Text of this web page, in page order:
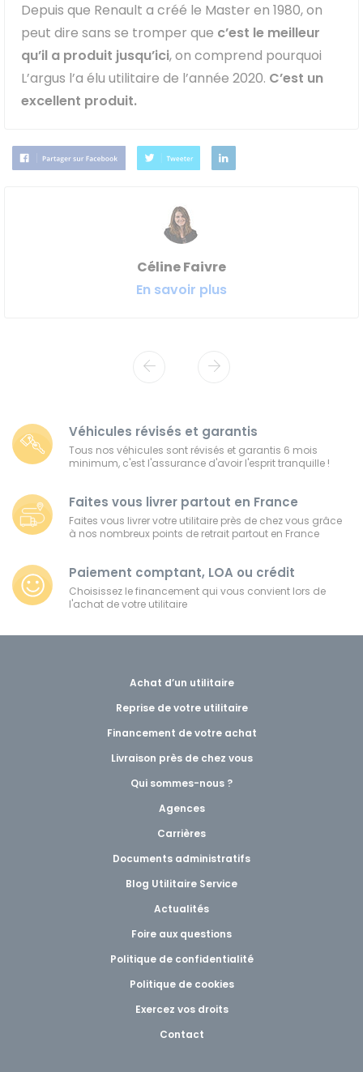
Depuis que Renault a créé le Master en 1980, on
peut dire sans se tromper que c’est le meilleur
qu’il a produit jusqu’ici, on comprend pourquoi
L’argus l’a élu utilitaire de l’année 2020. C’est un
excellent produit.
Céline Faivre
En savoir plus
Véhicules révisés et garantis
Tous nos véhicules sont révisés et garantis 6 mois
minimum, c'est l'assurance d'avoir l'esprit tranquille !
Faites vous livrer partout en France
Faites vous livrer votre utilitaire près de chez vous grâce
à nos nombreux points de retrait partout en France
Paiement comptant, LOA ou crédit
Choisissez le financement qui vous convient lors de
l'achat de votre utilitaire
Achat d’un utilitaire
Reprise de votre utilitaire
Financement de votre achat
Livraison près de chez vous
Qui sommes-nous ?
Agences
Carrières
Documents administratifs
Blog Utilitaire Service
Actualités
Foire aux questions
Politique de confidentialité
Politique de cookies
Exercez vos droits
Contact